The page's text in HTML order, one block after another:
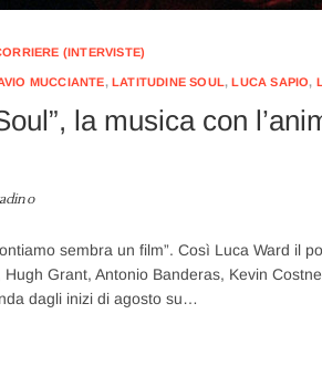
(INTERVISTE)
MUCCIANTE,LATITUDINE SOUL,LUCA SAPIO,
la musica con
sembra un film”. Così Luca Ward il
Grant, Antonio Banderas, Kevin
dagli inizi di agosto su…